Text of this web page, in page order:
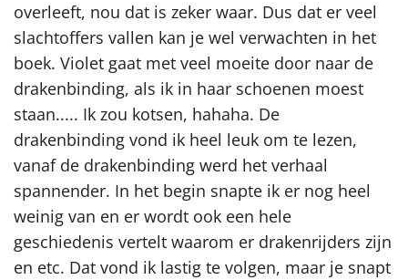
overleeft, nou dat is zeker waar. Dus dat er veel
slachtoffers vallen kan je wel verwachten in het
boek. Violet gaat met veel moeite door naar de
drakenbinding, als ik in haar schoenen moest
staan..... Ik zou kotsen, hahaha. De
drakenbinding vond ik heel leuk om te lezen,
vanaf de drakenbinding werd het verhaal
spannender. In het begin snapte ik er nog heel
weinig van en er wordt ook een hele
geschiedenis vertelt waarom er drakenrijders zijn
en etc. Dat vond ik lastig te volgen, maar je snapt